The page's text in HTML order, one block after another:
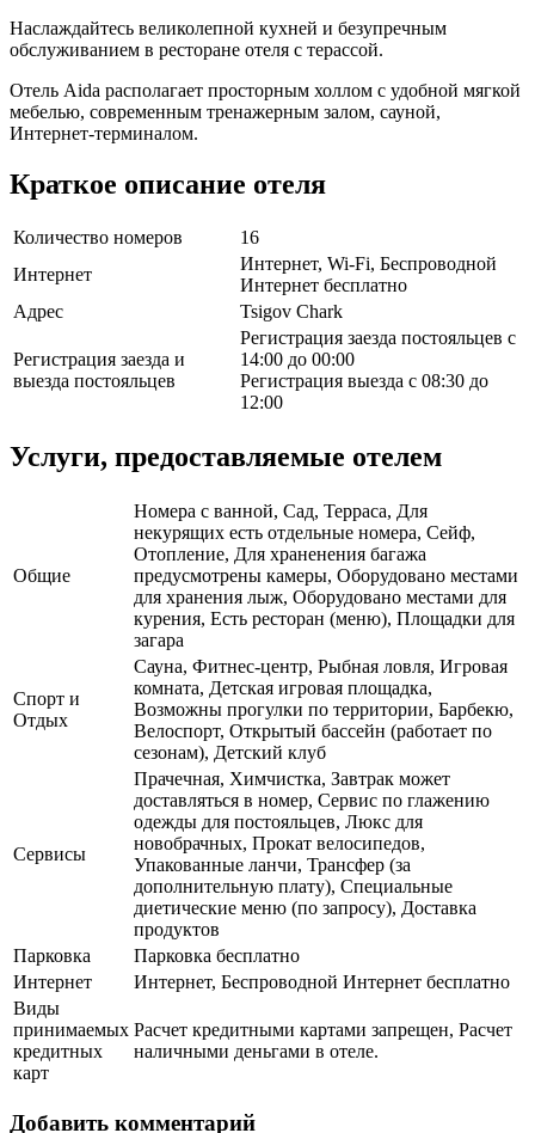
Наслаждайтесь великолепной кухней и безупречным
обслуживанием в ресторане отеля с терассой.
Отель Aida располагает просторным холлом с удобной мягкой
мебелью, современным тренажерным залом, сауной,
Интернет-терминалом.
Краткое описание отеля
Количество номеров
16
Интернет
Интернет, Wi-Fi, Беспроводной
Интернет бесплатно
Адрес
Tsigov Chark
Регистрация заезда и
выезда постояльцев
Регистрация заезда постояльцев с
14:00 до 00:00
Регистрация выезда с 08:30 до
12:00
Услуги, предоставляемые отелем
Общие
Номера с ванной, Сад, Терраса, Для
некурящих есть отдельные номера, Сейф,
Отопление, Для храненения багажа
предусмотрены камеры, Оборудовано местами
для хранения лыж, Оборудовано местами для
курения, Есть ресторан (меню), Площадки для
загара
Спорт и
Отдых
Сауна, Фитнес-центр, Рыбная ловля, Игровая
комната, Детская игровая площадка,
Возможны прогулки по территории, Барбекю,
Велоспорт, Открытый бассейн (работает по
сезонам), Детский клуб
Сервисы
Прачечная, Химчистка, Завтрак может
доставляться в номер, Сервис по глажению
одежды для постояльцев, Люкс для
новобрачных, Прокат велосипедов,
Упакованные ланчи, Трансфер (за
дополнительную плату), Специальные
диетические меню (по запросу), Доставка
продуктов
Парковка
Парковка бесплатно
Интернет
Интернет, Беспроводной Интернет бесплатно
Виды
принимаемых
кредитных
карт
Расчет кредитными картами запрещен, Расчет
наличными деньгами в отеле.
Добавить комментарий